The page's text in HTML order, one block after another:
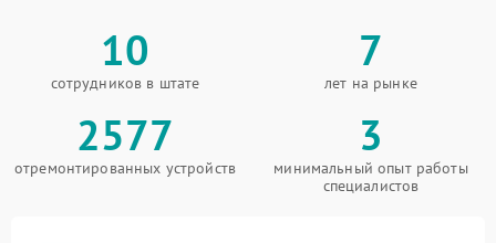
10
сотрудников в штате
7
лет на рынке
2577
отремонтированных устройств
3
минимальный опыт работы
специалистов